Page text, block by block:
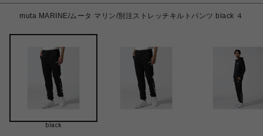
muta MARINE/ムータ マリン/別注ストレッチキルトパンツ black ４
black